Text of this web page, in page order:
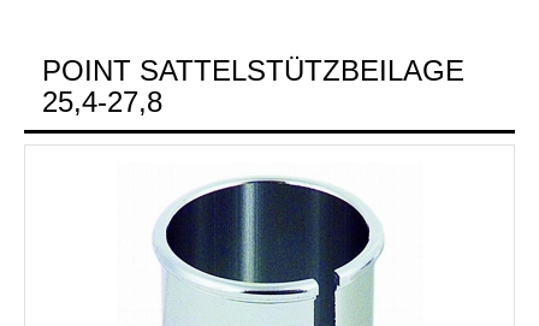
POINT SATTELSTÜTZBEILAGE
25,4-27,8